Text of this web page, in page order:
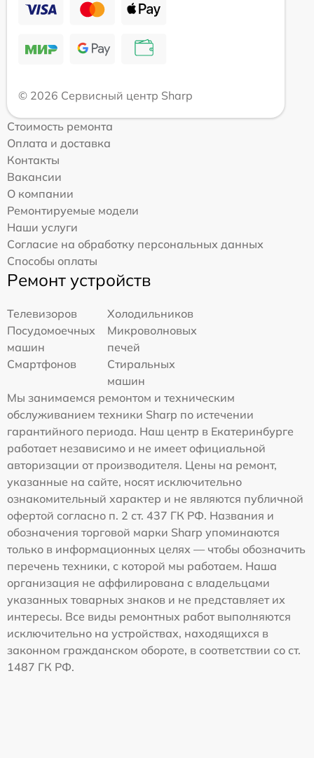
© 2026 Сервисный центр Sharp
Стоимость ремонта
Оплата и доставка
Контакты
Вакансии
О компании
Ремонтируемые модели
Наши услуги
Согласие на обработку персональных данных
Способы оплаты
Ремонт устройств
Телевизоров
Холодильников
Посудомоечных
машин
Микроволновых
печей
Смартфонов
Стиральных
машин
Мы занимаемся ремонтом и техническим
обслуживанием техники Sharp по истечении
гарантийного периода. Наш центр в Екатеринбурге
работает независимо и не имеет официальной
авторизации от производителя. Цены на ремонт,
указанные на сайте, носят исключительно
ознакомительный характер и не являются публичной
офертой согласно п. 2 ст. 437 ГК РФ. Названия и
обозначения торговой марки Sharp упоминаются
только в информационных целях — чтобы обозначить
перечень техники, с которой мы работаем. Наша
организация не аффилирована с владельцами
указанных товарных знаков и не представляет их
интересы. Все виды ремонтных работ выполняются
исключительно на устройствах, находящихся в
законном гражданском обороте, в соответствии со ст.
1487 ГК РФ.